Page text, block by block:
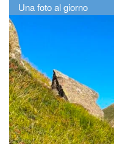
Una foto al giorno